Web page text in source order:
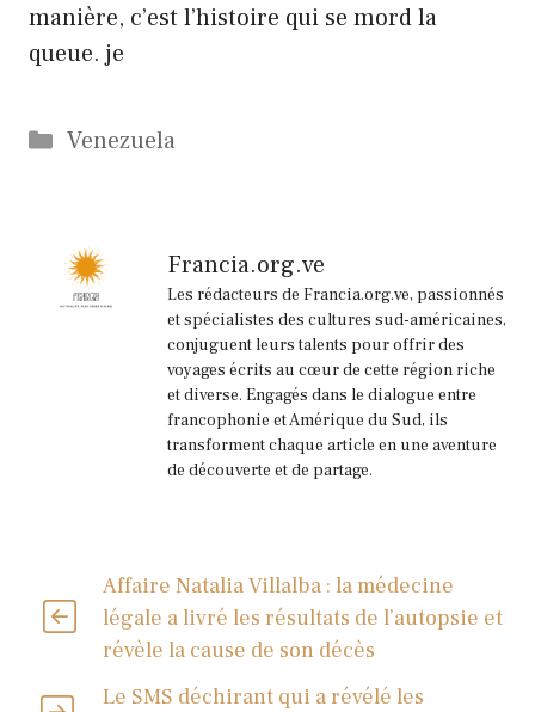
manière, c’est l’histoire qui se mord la
queue. je
Catégories
Venezuela
Francia.org.ve
Les rédacteurs de Francia.org.ve, passionnés
et spécialistes des cultures sud-américaines,
conjuguent leurs talents pour offrir des
voyages écrits au cœur de cette région riche
et diverse. Engagés dans le dialogue entre
francophonie et Amérique du Sud, ils
transforment chaque article en une aventure
de découverte et de partage.
Affaire Natalia Villalba : la médecine
légale a livré les résultats de l’autopsie et
révèle la cause de son décès
Le SMS déchirant qui a révélé les